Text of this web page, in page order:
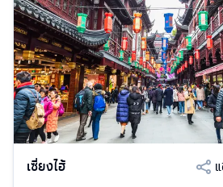
เซี่ยงไฮ้